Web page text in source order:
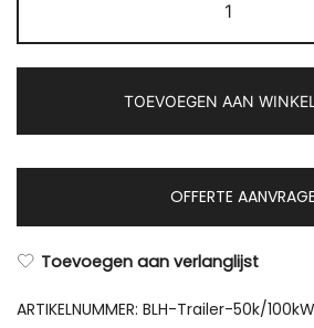
trailer
met
diverse
50K/
en
aantal
TOEVOEGEN AAN
OFFERTE
Toevoegen aan verlanglijst
ARTIKELNUMMER: BLH-Trailer-50k/